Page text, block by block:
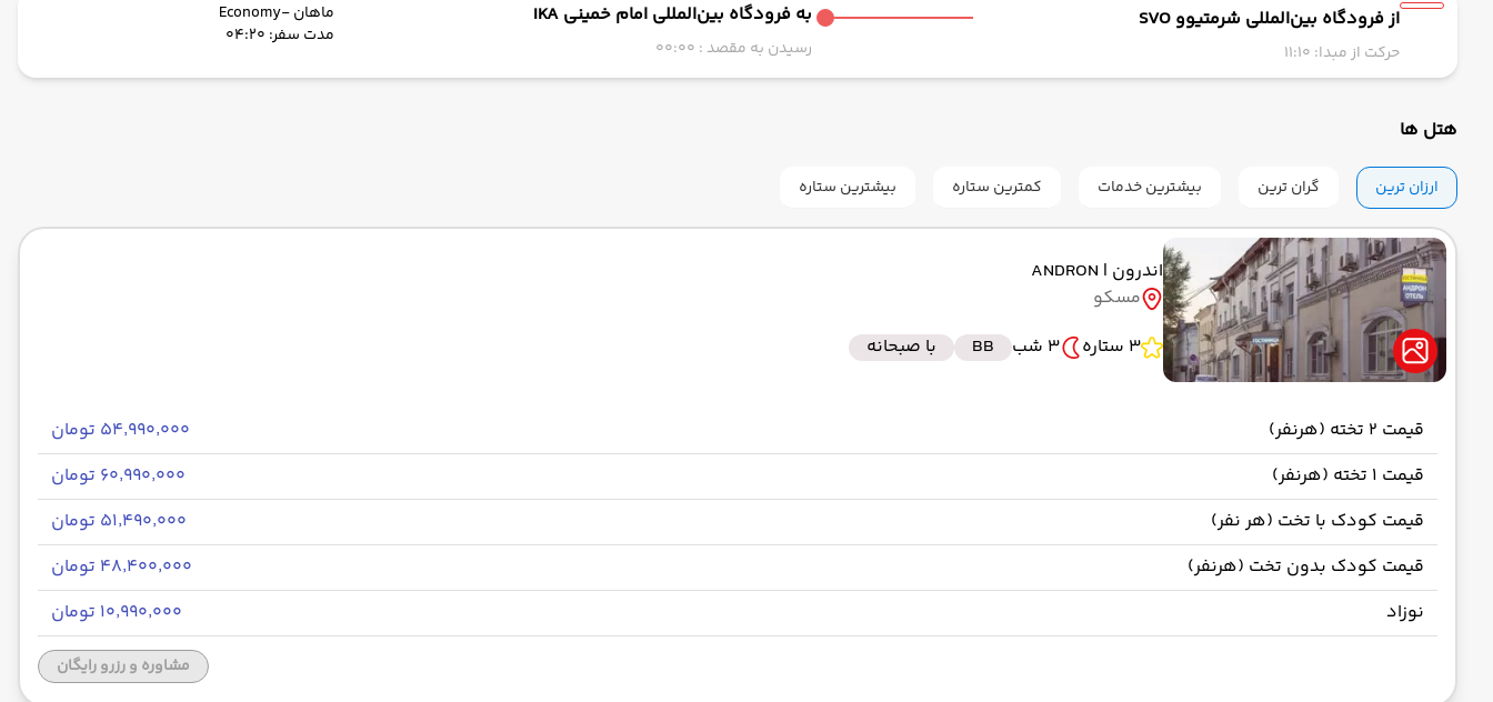
از فرودگاه بین‌المللی شرمتیوو SVO
حرکت از مبدا: 11:10
به فرودگاه بین‌المللی امام خمینی IKA
رسیدن به مقصد : 00:00
ماهان -Economy
مدت سفر: 04:20
هتل ها
ارزان ترین گران ترین بیشترین خدمات کمترین ستاره بیشترین ستاره
اندرون | ANDRON
مسکو
3 ستاره
3 شب BB با صبحانه
قیمت 2 تخته (هرنفر)
۵۴٬۹۹۰٬۰۰۰ تومان
قیمت 1 تخته (هرنفر)
۶۰٬۹۹۰٬۰۰۰ تومان
قیمت کودک با تخت (هر نفر)
۵۱٬۴۹۰٬۰۰۰ تومان
قیمت کودک بدون تخت (هرنفر)
۴۸٬۴۰۰٬۰۰۰ تومان
نوزاد
۱۰٬۹۹۰٬۰۰۰ تومان
مشاوره و رزرو رایگان